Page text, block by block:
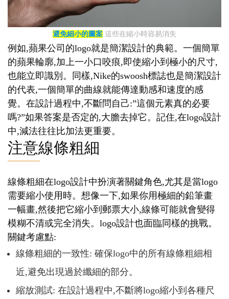
避免細小的圖案 這些在縮小時容易消失
例如,蘋果公司的logo就是簡潔設計的典範。一個簡單
的蘋果輪廓,加上一小口咬痕,即使縮小到極小的尺寸,
也能立即識別。同樣,Nike的swoosh標誌也是簡潔設計
的代表,一個簡單的曲線就能傳達動感和速度的感
覺。在設計過程中,不斷問自己:”這個元素真的必要
嗎?”如果答案是否定的,大膽去掉它。記住,在logo設計
中,減法往往比加法更重要。
注意線條粗細
線條粗細在logo設計中扮演著關鍵角色,尤其是當logo
需要縮小使用時。想像一下,如果你用極細的鉛筆畫
一幅畫,然後把它縮小到郵票大小,線條可能就會變得
模糊不清或完全消失。logo設計也面臨同樣的挑戰。
關鍵考慮點:
線條粗細的一致性: 確保logo中的所有線條粗細相
近,避免出現過於纖細的部分。
縮放測試: 在設計過程中,不斷將logo縮小到各種尺